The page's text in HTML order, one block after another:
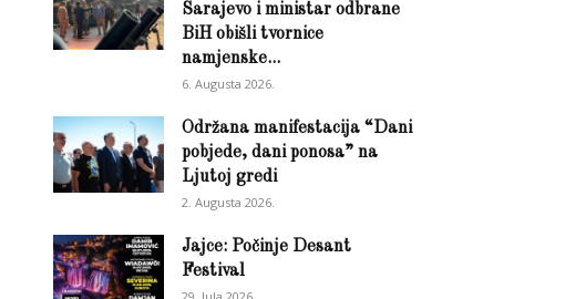
Sarajevo i ministar odbrane
BiH obišli tvornice
namjenske...
6. Augusta 2026.
Održana manifestacija “Dani
pobjede, dani ponosa” na
Ljutoj gredi
2. Augusta 2026.
Jajce: Počinje Desant
Festival